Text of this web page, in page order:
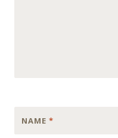
NAME*